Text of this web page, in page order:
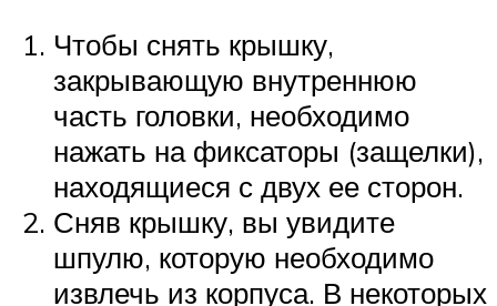
Чтобы снять крышку,
закрывающую внутреннюю
часть головки, необходимо
нажать на фиксаторы (защелки),
находящиеся с двух ее сторон.
Сняв крышку, вы увидите
шпулю, которую необходимо
извлечь из корпуса. В некоторых